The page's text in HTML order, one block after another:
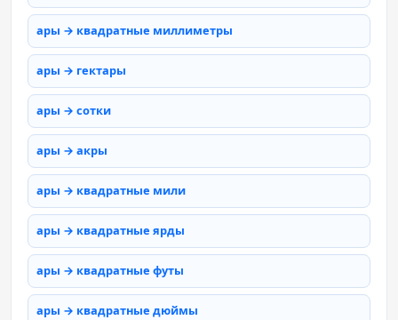
ары → квадратные миллиметры
ары → гектары
ары → сотки
ары → акры
ары → квадратные мили
ары → квадратные ярды
ары → квадратные футы
ары → квадратные дюймы